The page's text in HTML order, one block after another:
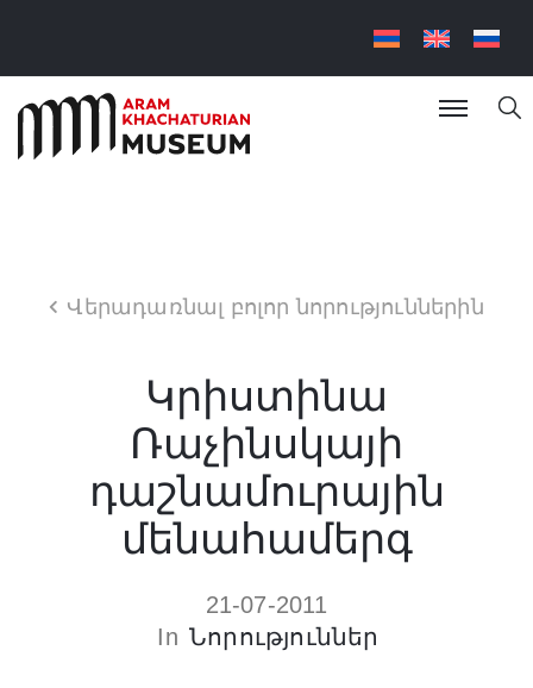
Վերադառնալ բոլոր նորություններին
Կրիստինա
Ռաչինսկայի
դաշնամուրային
մենահամերգ
21-07-2011
In Նորություններ